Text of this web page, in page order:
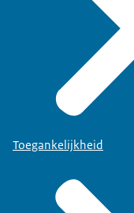
Toegankelijkheid